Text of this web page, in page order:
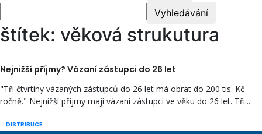
štítek: věková strukutura
Nejnižší příjmy? Vázaní zástupci do 26 let
DISTRIBUCE
"Tři čtvrtiny vázaných zástupců do 26 let má obrat do 200 tis. Kč
ročně." Nejnižší příjmy mají vázaní zástupci ve věku do 26 let. Tři...